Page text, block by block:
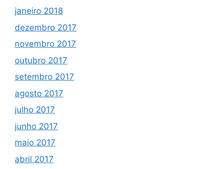
janeiro 2018
dezembro 2017
novembro 2017
outubro 2017
setembro 2017
agosto 2017
julho 2017
junho 2017
maio 2017
abril 2017